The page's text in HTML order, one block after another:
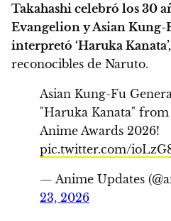
Takahashi celebró los 30
Evangelion y Asian Kung-
interpretó ‘Haruka Kanata’,
reconocibles de Naruto.
Asian Kung-Fu
"Haruka Kanata"
Anime Awards 2026!
pic.twitter.com/
— Anime Updates
23, 2026